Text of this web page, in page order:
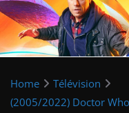
Home
Télévision
(2005/2022) Doctor